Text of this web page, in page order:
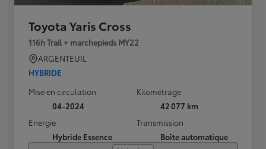
Toyota Yaris Cross
116h Trail + marchepieds MY22
ARGENTEUIL
HYBRIDE
Mise en circulation
04-2024
Kilométrage
42 077 km
Energie
Hybride Essence
Transmission
Boîte automatique